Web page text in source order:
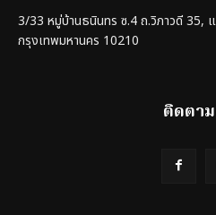
3/33 หมู่บ้านธนินทร ซ.4 ถ.วิภาวดี 35,
กรุงเทพมหานคร 10210
ติดตาม